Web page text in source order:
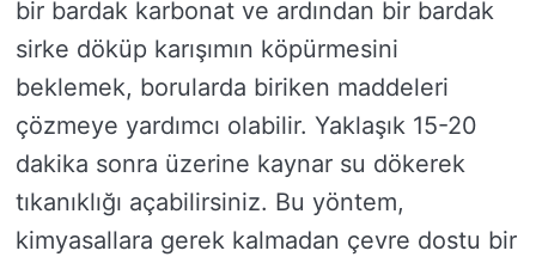
bir bardak karbonat ve ardından bir bardak
sirke döküp karışımın köpürmesini
beklemek, borularda biriken maddeleri
çözmeye yardımcı olabilir. Yaklaşık 15-20
dakika sonra üzerine kaynar su dökerek
tıkanıklığı açabilirsiniz. Bu yöntem,
kimyasallara gerek kalmadan çevre dostu bir